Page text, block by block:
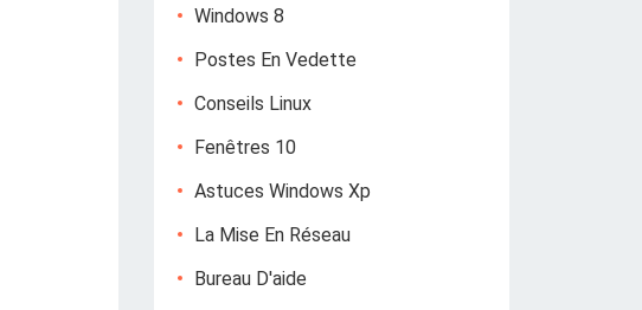
Windows 8
Postes En Vedette
Conseils Linux
Fenêtres 10
Astuces Windows Xp
La Mise En Réseau
Bureau D'aide